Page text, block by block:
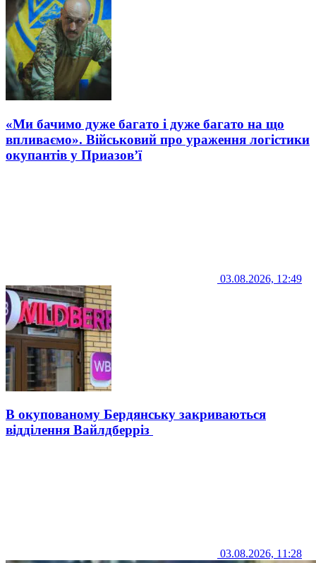
«Ми бачимо дуже багато і дуже багато на що
впливаємо». Військовий про ураження логістики
окупантів у Приазов’ї
03.08.2026, 12:49
В окупованому Бердянську закриваються
відділення Вайлдберріз
03.08.2026, 11:28